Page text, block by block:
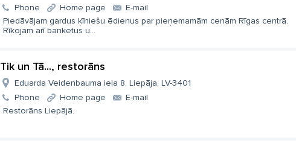
Phone
Home page
E-mail
Piedāvājam gardus ķīniešu ēdienus par pieņemamām cenām Rīgas centrā.
Rīkojam arī banketus u...
Tik un Tā..., restorāns
Eduarda Veidenbauma iela 8, Liepāja, LV-3401
Phone
Home page
E-mail
Restorāns Liepājā.